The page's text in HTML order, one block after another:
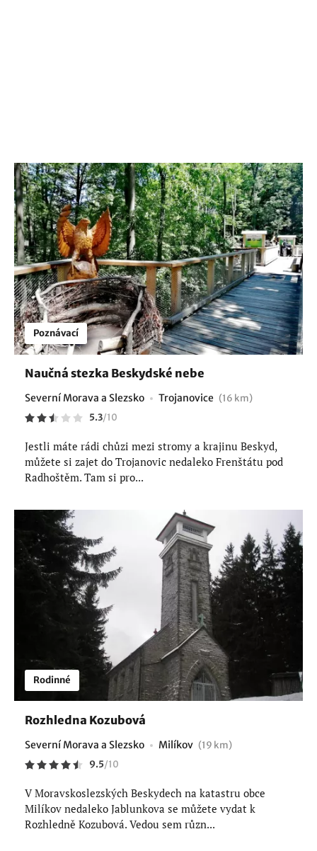
Poznávací
Naučná stezka Beskydské nebe
Severní Morava a Slezsko Trojanovice (16 km)
5.3/10
Jestli máte rádi chůzi mezi stromy a krajinu Beskyd,
můžete si zajet do Trojanovic nedaleko Frenštátu pod
Radhoštěm. Tam si pro...
Rodinné
Rozhledna Kozubová
Severní Morava a Slezsko Milíkov (19 km)
9.5/10
V Moravskoslezských Beskydech na katastru obce
Milíkov nedaleko Jablunkova se můžete vydat k
Rozhledně Kozubová. Vedou sem různ...